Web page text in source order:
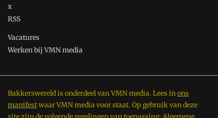
x
RSS
Vacatures
Werken bij VMN media
Bakkerswereld is onderdeel van VMN media. Lees inons
manifestwaar VMN media voor staat. Op gebruik van deze